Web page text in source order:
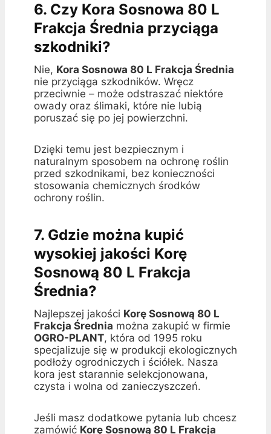
6. Czy Kora Sosnowa 80 L
Frakcja Średnia przyciąga
szkodniki?
Nie, Kora Sosnowa 80 L Frakcja Średnia
nie przyciąga szkodników. Wręcz
przeciwnie – może odstraszać niektóre
owady oraz ślimaki, które nie lubią
poruszać się po jej powierzchni.
Dzięki temu jest bezpiecznym i
naturalnym sposobem na ochronę roślin
przed szkodnikami, bez konieczności
stosowania chemicznych środków
ochrony roślin.
7. Gdzie można kupić
wysokiej jakości Korę
Sosnową 80 L Frakcja
Średnia?
Najlepszej jakości Korę Sosnową 80 L
Frakcja Średnia można zakupić w firmie
OGRO-PLANT, która od 1995 roku
specjalizuje się w produkcji ekologicznych
podłoży ogrodniczych i ściółek. Nasza
kora jest starannie selekcjonowana,
czysta i wolna od zanieczyszczeń.
Jeśli masz dodatkowe pytania lub chcesz
zamówić Korę Sosnową 80 L Frakcja